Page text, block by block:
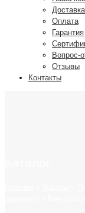
Доставка
Оплата
Гарантия
Вопрос-
Отзывы
Контакты